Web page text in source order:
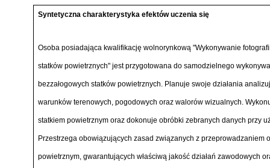
Syntetyczna charakterystyka efektów uczenia się
Osoba posiadająca kwalifikację wolnorynkową "Wykonywanie
statków powietrznych" jest przygotowana do samodzielnego
bezzałogowych statków powietrznych. Planuje swoje działania
warunków terenowych, pogodowych oraz walorów wizualnych.
statkiem powietrznym oraz dokonuje obróbki zebranych danych przy
Przestrzega obowiązujących zasad związanych z przeprowadzaniem
powietrznym, gwarantujących właściwą jakość działań zawodowych